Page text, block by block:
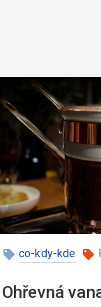
co-kdy-kde
Ohřevná